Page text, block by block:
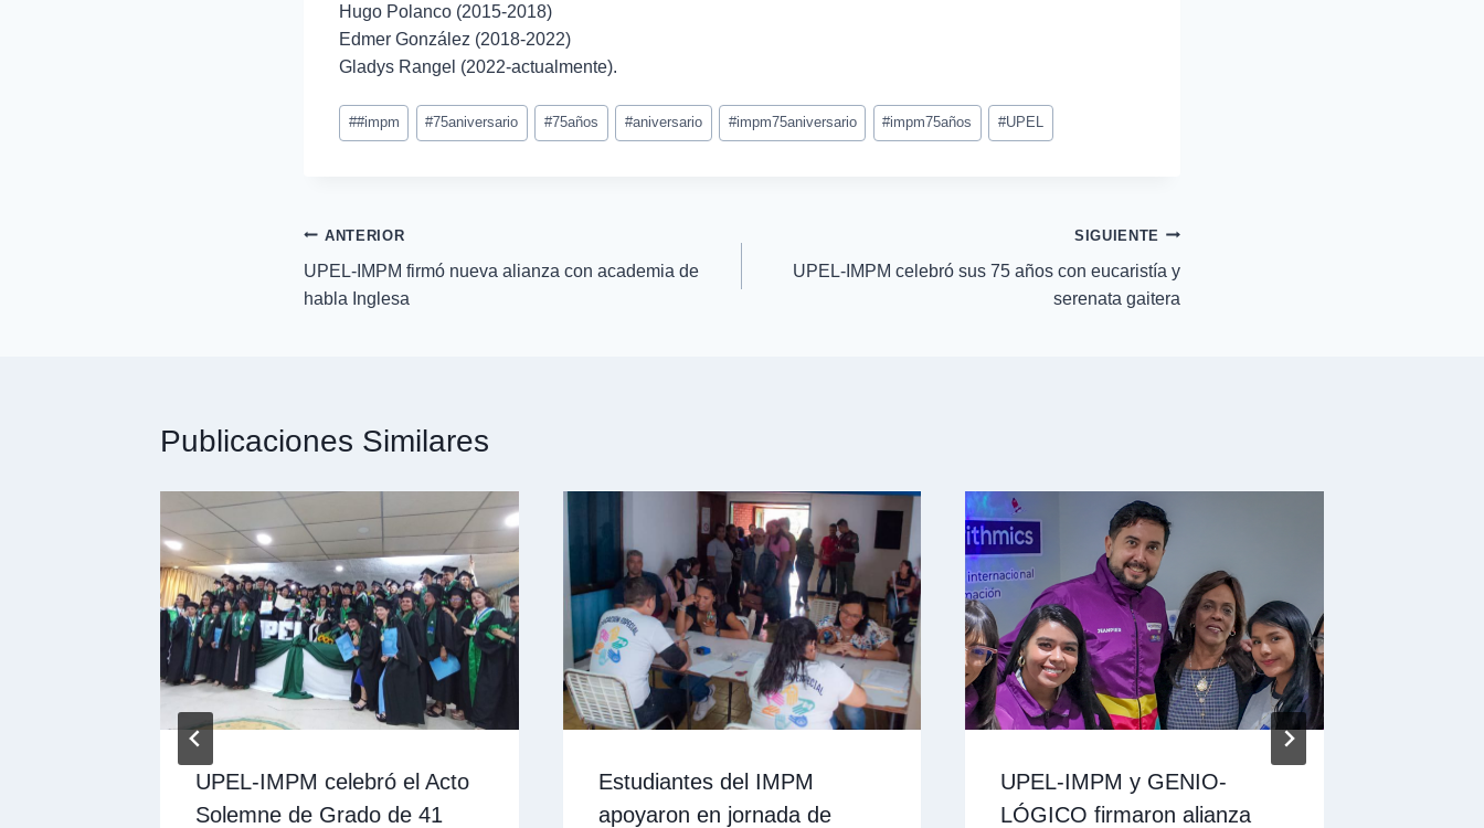
Hugo Polanco (2015-2018)
Edmer González (2018-2022)
Gladys Rangel (2022-actualmente).
##impm #75aniversario #75años #aniversario #impm75aniversario #impm75años #UPEL
ANTERIOR
UPEL-IMPM firmó nueva alianza con academia de
habla Inglesa
SIGUIENTE
UPEL-IMPM celebró sus 75 años con eucaristía y
serenata gaitera
Publicaciones Similares
UPEL-IMPM celebró el Acto
Solemne de Grado de 41
Estudiantes del IMPM
apoyaron en jornada de
UPEL-IMPM y GENIO-
LÓGICO firmaron alianza